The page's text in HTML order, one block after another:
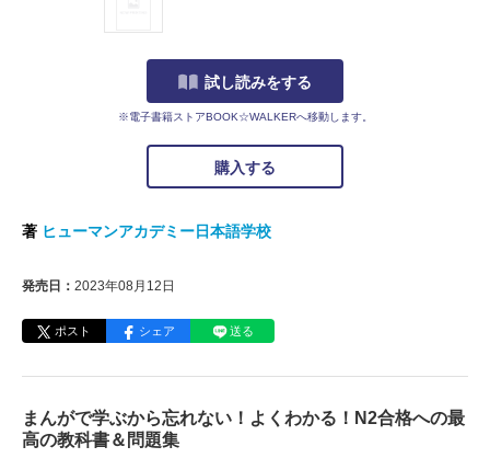
試し読みをする
※電子書籍ストアBOOK☆WALKERへ移動します。
購入する
著 ヒューマンアカデミー日本語学校
発売日： 2023年08月12日
ポスト シェア 送る
まんがで学ぶから忘れない！よくわかる！N2合格への最
高の教科書＆問題集